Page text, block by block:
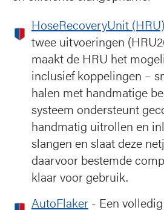
HoseRecoveryUnit (HRU)
twee uitvoeringen
maakt de HRU het
inclusief koppelingen –
halen met handmatige
systeem ondersteunt
handmatig uitrollen en
slangen en slaat deze
daarvoor bestemde
klaar voor gebruik.
AutoFlaker - Een